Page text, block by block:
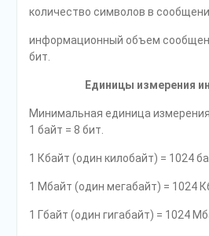
количество символов в
информационный объем
бит.
Единицы измерения
Минимальная единица
1 байт = 8 бит.
1 Кбайт (один килобайт) = 1024
1 Мбайт (один мегабайт) = 1024
1 Гбайт (один гигабайт) = 1024